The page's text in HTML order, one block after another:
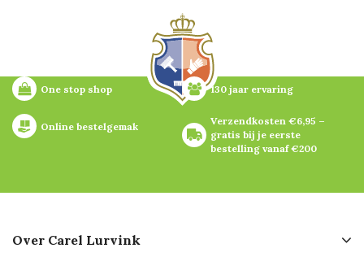
One stop shop 130 jaar ervaring
Online bestelgemak
Verzendkosten €6,95 –
gratis bij je eerste
bestelling vanaf €200
Over Carel Lurvink